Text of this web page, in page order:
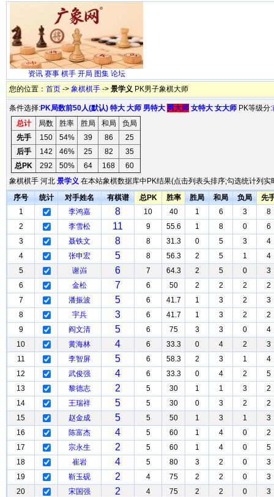
资讯 赛事 棋手 开局 图集 论坛
您的位置： 首页 -> 象棋棋手 -> 景学义 PK男子象棋大师
条件选择:PK局数前50人(默认) 特大 大师 男特大 男大师 女特大 女大师 PK等级分:
总计
局数 胜率 胜局 和局
负局
先手
150 54% 39 86
25
后手
142 46% 25 82
35
总PK
292 50% 64 168
60
象棋棋手 河北 景学义 在本站象棋数据库中PK结果(点击列表头排序;勾选统计列
序号
统计 对手姓名 有棋谱 总PK 胜率 胜局 和局 负局
先
1
李鸿嘉 8 10 40 1 6 3
8
2
李雪松 11 9 55.6 1 8 0
6
3
聂铁文 8 8 31.3 0 5 3
4
4
张申宏 5 8 56.3 2 5 1
4
5
谢岿 6 7 64.3 2 5 0
3
6
金松 7 6 50 2 2 2
2
7
潘振波 5 6 41.7 1 3 2
3
8
宇兵 3 6 41.7 1 3 2
2
9
阎文清 5 6 75 3 3 0
4
10
黄海林 4 6 33.3 0 4 2
3
11
李智屏 5 6 58.3 2 3 1
4
12
武俊强 4 6 33.3 0 4 2
5
13
黎德志 2 5 30 1 1 3
2
14
王瑞祥 5 5 30 0 3 2
2
15
赵金成 5 5 50 1 3 1
3
16
陈富杰 4 5 60 1 4 0
2
17
宗永生 2 5 60 1 4 0
5
18
崔岩 4 5 80 3 2 0
3
19
靳玉砚 2 4 75 2 2 0
3
20
宋国强 2 4 75 2 2 0
3